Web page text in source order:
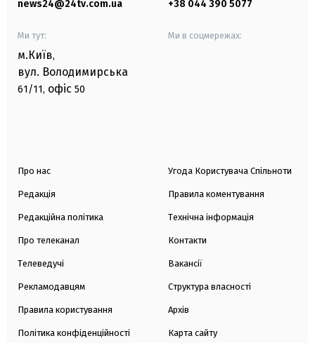
news24@24tv.com.ua +38 044 390 5077
Ми тут:
м.Київ,
вул. Володимирська
61/11, офіс 50
Ми в соцмережах:
Про нас
Редакція
Редакційна політика
Про телеканал
Телеведучі
Рекламодавцям
Правила користування
Політика конфіденційності
Угода Користувача Спільноти
Правила коментування
Технічна інформація
Контакти
Вакансії
Структура власності
Архів
Карта сайту